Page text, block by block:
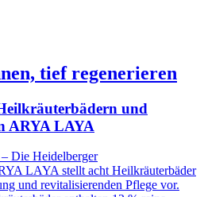
tief regenerieren
und
ARYA LAYA
Die Heidelberger
LAYA stellt acht Heilkräuterbäder
und revitalisierenden Pflege vor.